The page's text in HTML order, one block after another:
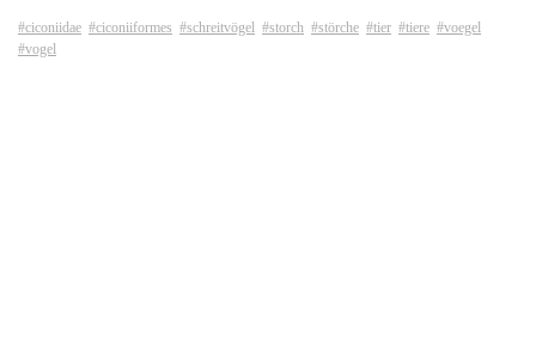
#ciconiidae #ciconiiformes #schreitvögel #storch #störche #tier #tiere #voegel
#vogel